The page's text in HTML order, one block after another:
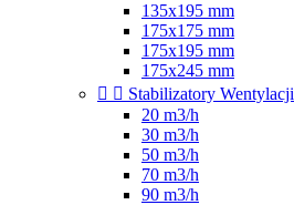
135x195 mm
175x175 mm
175x195 mm
175x245 mm
  Stabilizatory Wentylacji
20 m3/h
30 m3/h
50 m3/h
70 m3/h
90 m3/h